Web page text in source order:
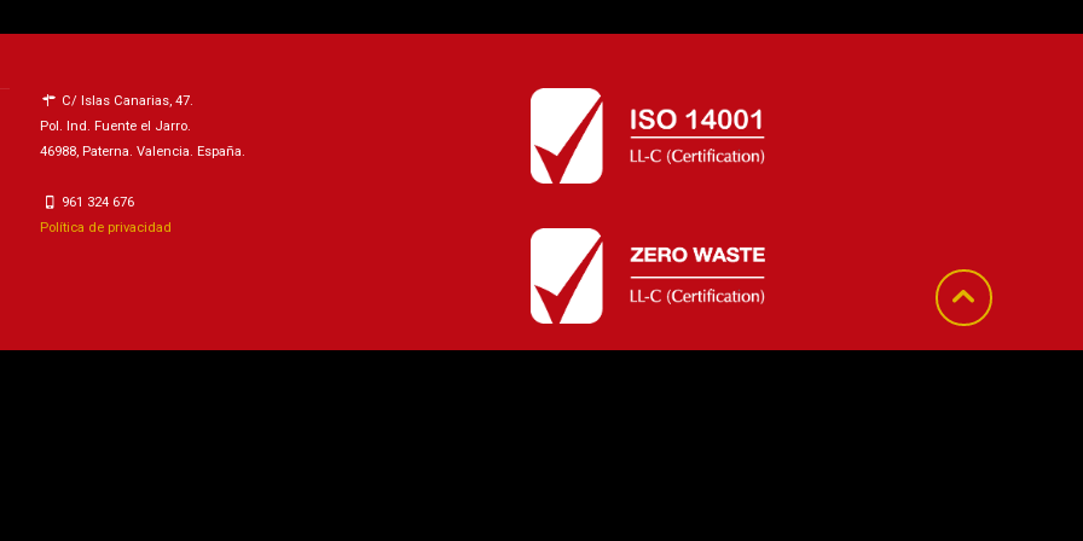
C/ Islas Canarias, 47.
Pol. Ind. Fuente el Jarro.
46988, Paterna. Valencia. España.
961 324 676
Política de privacidad